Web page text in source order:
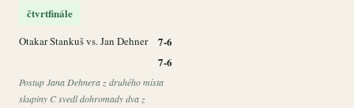
čtvrtfinále
Otakar Stankuš vs. Jan Dehner
7-6
7-6
Postup Jana Dehnera z druhého místa
skupiny C svedl dohromady dva z